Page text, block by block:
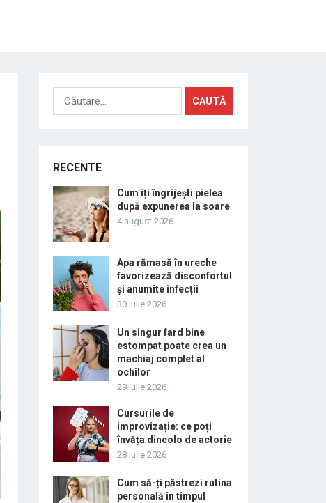
Caută
după:
RECENTE
Cum îți îngrijești pielea
după expunerea la soare
4 august 2026
Apa rămasă în ureche
favorizează disconfortul
și anumite infecții
30 iulie 2026
Un singur fard bine
estompat poate crea un
machiaj complet al
ochilor
29 iulie 2026
Cursurile de
improvizație: ce poți
învăța dincolo de actorie
28 iulie 2026
Cum să-ți păstrezi rutina
personală în timpul